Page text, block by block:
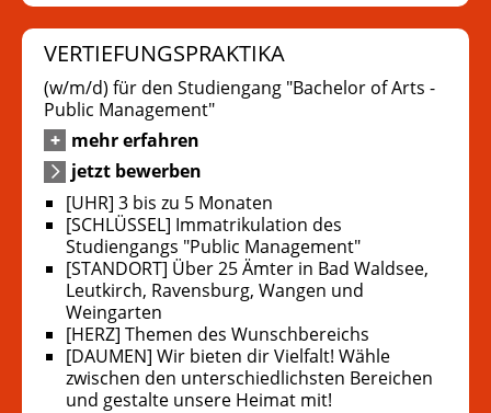
VERTIEFUNGSPRAKTIKA
(w/m/d) für den Studiengang "Bachelor of Arts -
Public Management"
mehr erfahren
jetzt bewerben
[UHR] 3 bis zu 5 Monaten
[SCHLÜSSEL] Immatrikulation des
Studiengangs "Public Management"
[STANDORT] Über 25 Ämter in Bad Waldsee,
Leutkirch, Ravensburg, Wangen und
Weingarten
[HERZ] Themen des Wunschbereichs
[DAUMEN] Wir bieten dir Vielfalt! Wähle
zwischen den unterschiedlichsten Bereichen
und gestalte unsere Heimat mit!